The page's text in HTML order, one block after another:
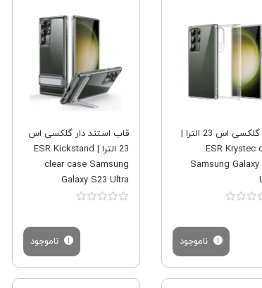
قاب گلکسی اس 23 الترا |
ESR Krystec
Samsung Galaxy
ناموجود
قاب استند دار گلکسی اس
23 الترا | ESR Kickstand
clear case Samsung
Galaxy S23 Ultra
ناموجود